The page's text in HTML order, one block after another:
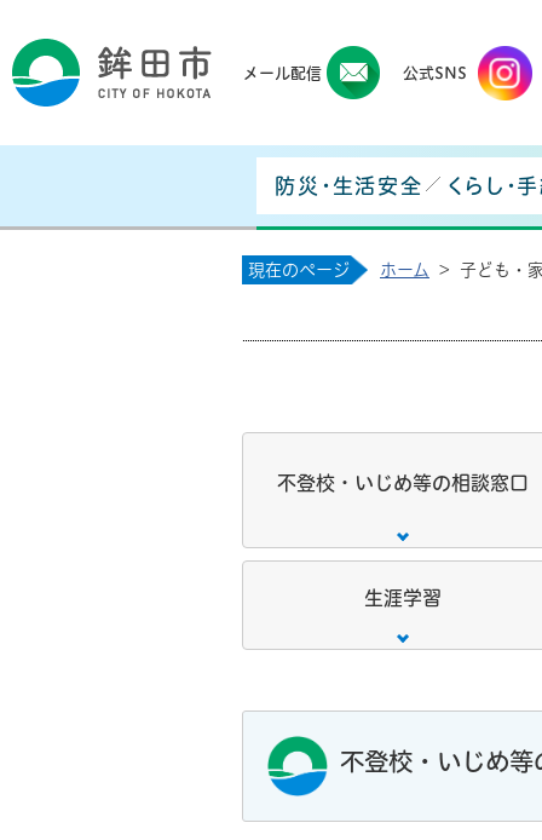
メール配信
鉾田
公式SNS
防災・生活安全 くらし・
現在のページ ホーム > 子ども・
不登校・いじめ等の相談窓口
生涯学習
不登校・いじめ等